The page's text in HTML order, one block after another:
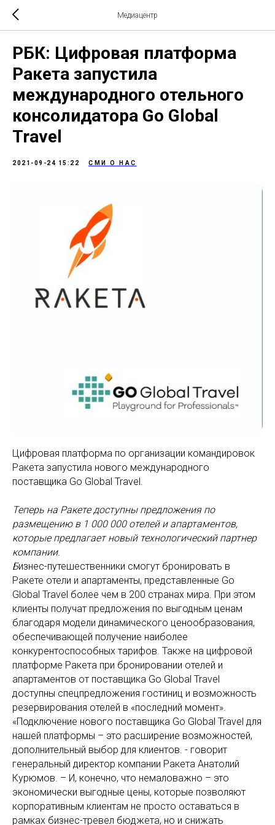
Медиацентр
РБК: Цифровая платформа
Ракета запустила
международного отельного
консолидатора Go Global
Travel
2021-09-24 15:22 СМИ О НАС
Цифровая платформа по организации командировок
Ракета запустила нового международного
поставщика Go Global Travel.
Теперь на Ракете доступны предложения по
размещению в 1 000 000 отелей и апартаментов,
которые предлагает новый технологический партнер
компании.
Бизнес-путешественники смогут бронировать в
Ракете отели и апартаменты, представленные Go
Global Travel более чем в 200 странах мира. При этом
клиенты получат предложения по выгодным ценам
благодаря модели динамического ценообразования,
обеспечивающей получение наиболее
конкурентоспособных тарифов. Также на цифровой
платформе Ракета при бронировании отелей и
апартаментов от поставщика Go Global Travel
доступны спецпредложения гостиниц и возможность
резервирования отелей в «последний момент».
«Подключение нового поставщика Go Global Travel для
нашей платформы – это расширение возможностей,
дополнительный выбор для клиентов. - говорит
генеральный директор компании Ракета Анатолий
Курюмов. – И, конечно, что немаловажно – это
экономически выгодные цены, которые позволяют
корпоративным клиентам не просто оставаться в
рамках бизнес-тревел бюджета, но и снижать